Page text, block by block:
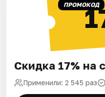
ПРОМОКОД
Скидка 17% на
Применили: 2 545 раз